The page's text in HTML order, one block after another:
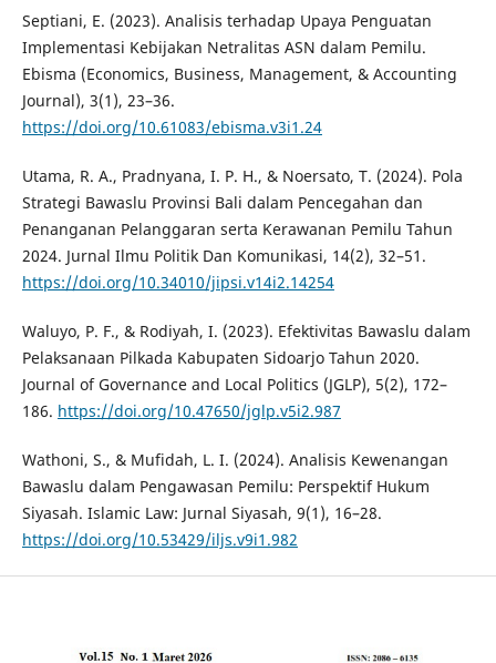
Septiani, E. (2023). Analisis terhadap Upaya Penguatan
Implementasi Kebijakan Netralitas ASN dalam Pemilu.
Ebisma (Economics, Business, Management, & Accounting
Journal), 3(1), 23–36.
https://doi.org/10.61083/ebisma.v3i1.24
Utama, R. A., Pradnyana, I. P. H., & Noersato, T. (2024). Pola
Strategi Bawaslu Provinsi Bali dalam Pencegahan dan
Penanganan Pelanggaran serta Kerawanan Pemilu Tahun
2024. Jurnal Ilmu Politik Dan Komunikasi, 14(2), 32–51.
https://doi.org/10.34010/jipsi.v14i2.14254
Waluyo, P. F., & Rodiyah, I. (2023). Efektivitas Bawaslu dalam
Pelaksanaan Pilkada Kabupaten Sidoarjo Tahun 2020.
Journal of Governance and Local Politics (JGLP), 5(2), 172–
186. https://doi.org/10.47650/jglp.v5i2.987
Wathoni, S., & Mufidah, L. I. (2024). Analisis Kewenangan
Bawaslu dalam Pengawasan Pemilu: Perspektif Hukum
Siyasah. Islamic Law: Jurnal Siyasah, 9(1), 16–28.
https://doi.org/10.53429/iljs.v9i1.982